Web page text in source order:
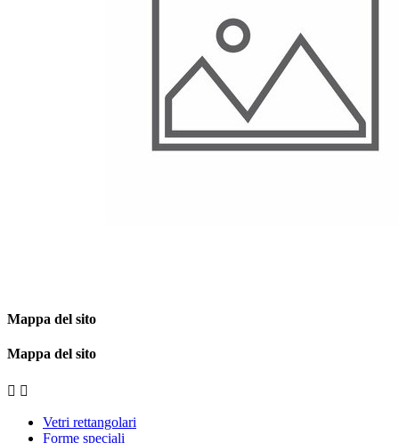
Mappa del sito
Mappa del sito
 
Vetri rettangolari
Forme speciali